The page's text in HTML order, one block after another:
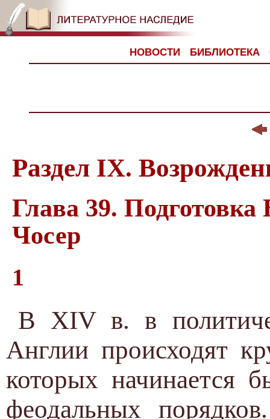
НОВОСТИ БИБЛИОТЕКА
Раздел IX.
Глава 39.
Чосер
1
В XIV в. в
Англии происходят
которых начинается
феодальных